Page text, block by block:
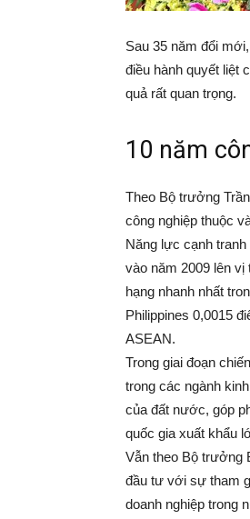
Sau 35 năm đổi
điều hành quyết liệt
quả rất quan trọng.
10 năm
Theo Bộ trưởng
công nghiệp thuộc
Năng lực cạnh
vào năm 2009 lên
hạng nhanh nhất
Philippines 0,0015
ASEAN.
Trong giai đoạn
trong các ngành
của đất nước, góp
quốc gia xuất khẩu
Vẫn theo Bộ trưởng
đầu tư với sự tham
doanh nghiệp trong